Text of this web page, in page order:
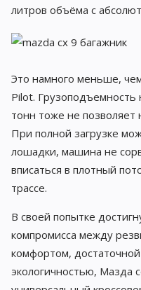
литров объёма с
Это намного меньше,
Pilot. Грузоподъемность
тонн тоже не позволяет
При полной загрузке
лошадки, машина не
вписаться в плотный
трассе.
В своей попытке
компромисса между
комфортом,
экологичностью, Мазда